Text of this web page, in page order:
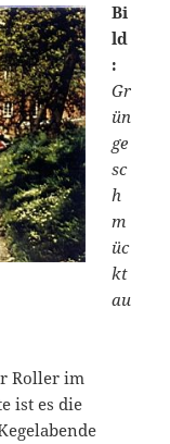
Bi
ld
:
Gr
ün
ge
sc
h
m
üc
kt
au
Roller im
ist es die